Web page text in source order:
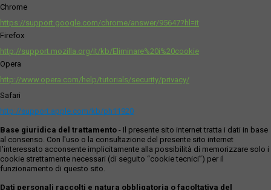
Chrome
https://support.google.com/chrome/answer/95647?hl=it
Firefox
http://support.mozilla.org/it/kb/Eliminare%20i%20cookie
Opera
http://www.opera.com/help/tutorials/security/privacy/
Safari
http://support.apple.com/kb/ph11920
Base giuridica del trattamento - Il presente sito internet tratta i dati in base
al consenso. Con l'uso o la consultazione del presente sito internet
l’interessato acconsente implicitamente alla possibilità di memorizzare solo i
cookie strettamente necessari (di seguito “cookie tecnici”) per il
funzionamento di questo sito.
Dati personali raccolti e natura obbligatoria o facoltativa del